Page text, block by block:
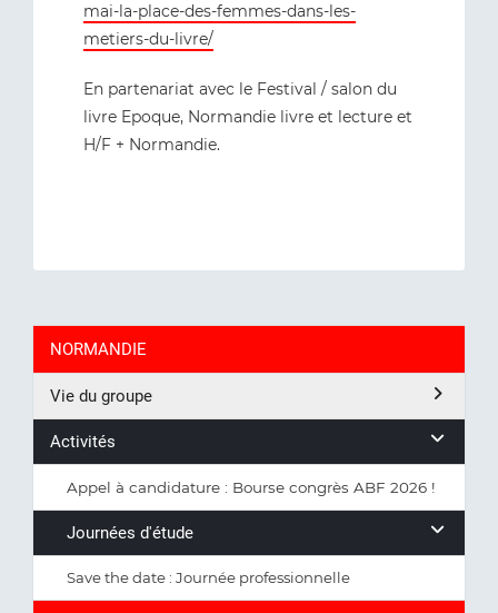
mai-la-place-des-femmes-dans-les-
metiers-du-livre/
En partenariat avec le Festival / salon du
livre Epoque, Normandie livre et lecture et
H/F + Normandie.
NORMANDIE
Vie du groupe
Activités
Appel à candidature : Bourse congrès ABF 2026 !
Journées d'étude
Save the date : Journée professionnelle